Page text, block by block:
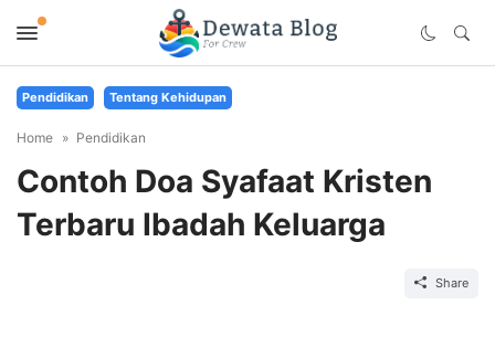
Pendidikan Tentang Kehidupan
Home Pendidikan
Contoh Doa Syafaat Kristen
Terbaru Ibadah Keluarga
Share